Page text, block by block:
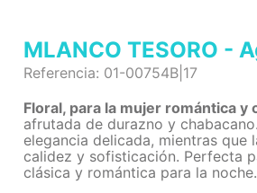
MLANCO TESORO -
Referencia: 01-00754B|17
Floral, para la mujer romántica y
afrutada de durazno y
elegancia delicada, mientras que
calidez y sofisticación. Perfecta
clásica y romántica para la noche.